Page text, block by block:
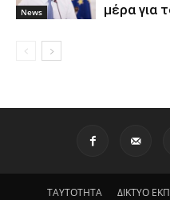
News
μέρα για
ΤΑΥΤΟΤΗΤΑ ΔΙΚΤΥΟ